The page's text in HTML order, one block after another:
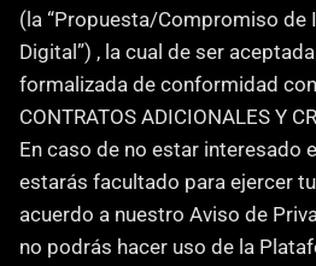
(la “Propuesta/Compromiso de
Digital”) , la cual de ser
formalizada de conformidad
CONTRATOS ADICIONALES Y
En caso de no estar interesado
estarás facultado para ejercer
acuerdo a nuestro Aviso de
no podrás hacer uso de la